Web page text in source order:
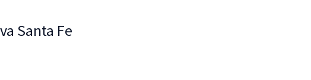
Santa Fe